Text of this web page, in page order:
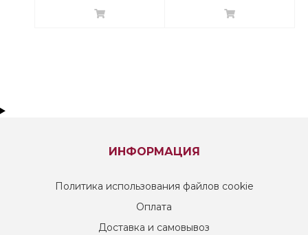
Прямой, с
переходниками |
ИНФОРМАЦИЯ
Политика использования файлов cookie
Оплата
Доставка и самовывоз